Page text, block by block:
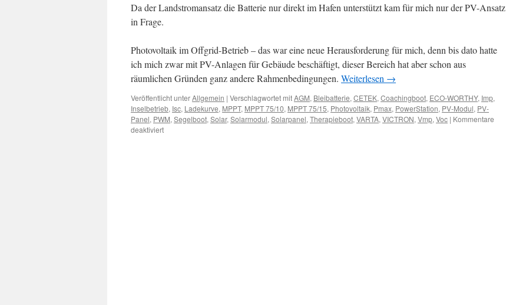
Da der Landstromansatz die Batterie nur direkt im Hafen unterstützt kam für mich nur der PV-Ansatz
in Frage.
Photovoltaik im Offgrid-Betrieb – das war eine neue Herausforderung für mich, denn bis dato hatte
ich mich zwar mit PV-Anlagen für Gebäude beschäftigt, dieser Bereich hat aber schon aus
räumlichen Gründen ganz andere Rahmenbedingungen. Weiterlesen →
Veröffentlicht unterAllgemein | Verschlagwortet mitAGM, Bleibatterie, CETEK, Coachingboot, ECO-WORTHY, Imp,
Inselbetrieb, Isc, Ladekurve, MPPT, MPPT 75/10, MPPT 75/15, Photovoltaik, Pmax, PowerStation, PV-Modul, PV-
Panel, PWM, Segelboot, Solar, Solarmodul, Solarpanel, Therapieboot, VARTA, VICTRON, Vmp, Voc | Kommentare
deaktiviertfür